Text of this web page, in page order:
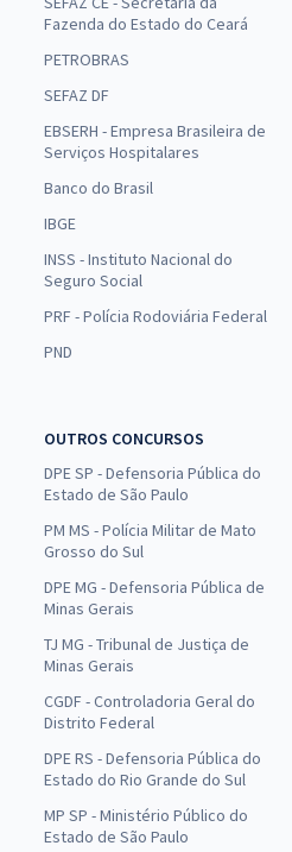
Fazenda do Estado do Ceará
PETROBRAS
SEFAZ DF
EBSERH - Empresa Brasileira de
Serviços Hospitalares
Banco do Brasil
IBGE
INSS - Instituto Nacional do
Seguro Social
PRF - Polícia Rodoviária Federal
PND
OUTROS CONCURSOS
DPE SP - Defensoria Pública do
Estado de São Paulo
PM MS - Polícia Militar de Mato
Grosso do Sul
DPE MG - Defensoria Pública de
Minas Gerais
TJ MG - Tribunal de Justiça de
Minas Gerais
CGDF - Controladoria Geral do
Distrito Federal
DPE RS - Defensoria Pública do
Estado do Rio Grande do Sul
MP SP - Ministério Público do
Estado de São Paulo